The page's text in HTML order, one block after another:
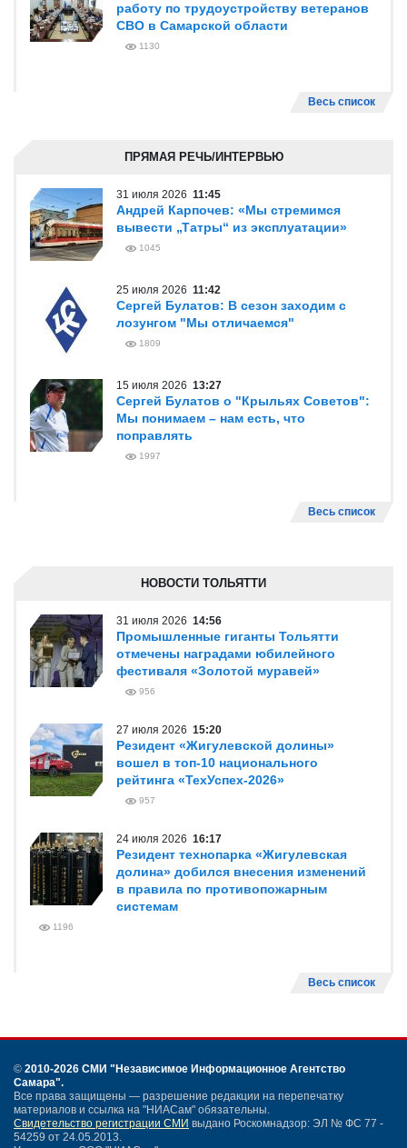
работу по трудоустройству ветеранов
СВО в Самарской области
1130
Весь список
ПРЯМАЯ РЕЧЬ/ИНТЕРВЬЮ
31 июля 2026 11:45
Андрей Карпочев: «Мы стремимся
вывести „Татры“ из эксплуатации»
1045
25 июля 2026 11:42
Сергей Булатов: В сезон заходим с
лозунгом "Мы отличаемся"
1809
15 июля 2026 13:27
Сергей Булатов о "Крыльях Советов":
Мы понимаем – нам есть, что
поправлять
1997
Весь список
НОВОСТИ ТОЛЬЯТТИ
31 июля 2026 14:56
Промышленные гиганты Тольятти
отмечены наградами юбилейного
фестиваля «Золотой муравей»
956
27 июля 2026 15:20
Резидент «Жигулевской долины»
вошел в топ-10 национального
рейтинга «ТехУспех-2026»
957
24 июля 2026 16:17
Резидент технопарка «Жигулевская
долина» добился внесения изменений
в правила по противопожарным
системам
1196
Весь список
© 2010-2026 СМИ "Независимое Информационное Агентство
Самара".
Все права защищены — разрешение редакции на перепечатку
материалов и ссылка на "НИАСам" обязательны.
Свидетельство регистрации СМИ выдано Роскомнадзор: ЭЛ № ФС 77 -
54259 от 24.05.2013.